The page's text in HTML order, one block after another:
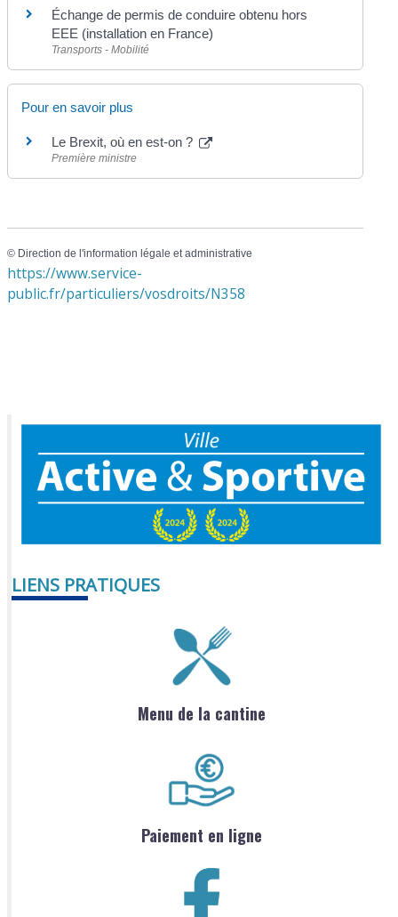
Échange de permis de conduire obtenu hors
EEE (installation en France)
Transports - Mobilité
Pour en savoir plus
Le Brexit, où en est-on ?
Première ministre
© Direction de l'information légale et administrative
https://www.service-
public.fr/particuliers/vosdroits/N358
LIENS PRATIQUES
Menu de la cantine
Paiement en ligne